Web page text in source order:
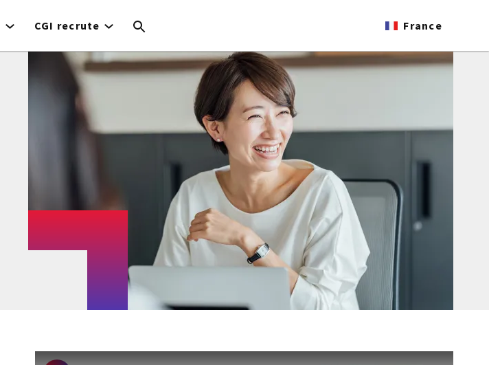
CGI recrute France